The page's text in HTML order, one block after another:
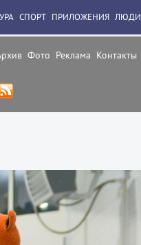
Фото Реклама Контакты
СПОРТ ПРИЛОЖЕНИЯ ЛЮДИ